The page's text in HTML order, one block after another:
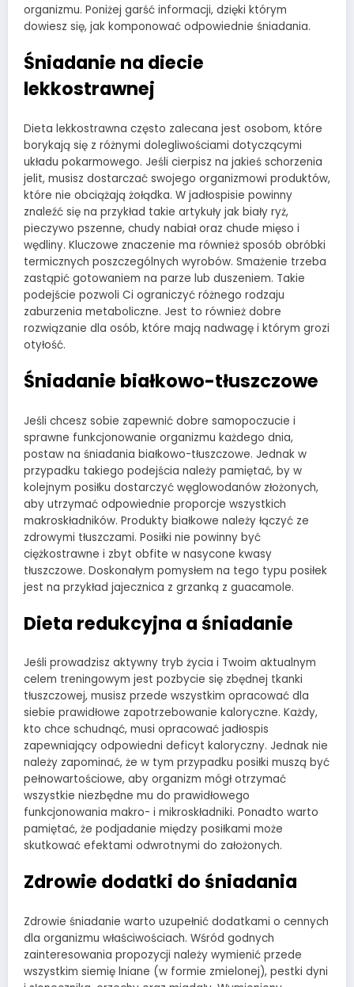
organizmu. Poniżej garść informacji, dzięki którym
dowiesz się, jak komponować odpowiednie śniadania.
Śniadanie na diecie
lekkostrawnej
Dieta lekkostrawna często zalecana jest osobom, które
borykają się z różnymi dolegliwościami dotyczącymi
układu pokarmowego. Jeśli cierpisz na jakieś schorzenia
jelit, musisz dostarczać swojego organizmowi produktów,
które nie obciążają żołądka. W jadłospisie powinny
znaleźć się na przykład takie artykuły jak biały ryż,
pieczywo pszenne, chudy nabiał oraz chude mięso i
wędliny. Kluczowe znaczenie ma również sposób obróbki
termicznych poszczególnych wyrobów. Smażenie trzeba
zastąpić gotowaniem na parze lub duszeniem. Takie
podejście pozwoli Ci ograniczyć różnego rodzaju
zaburzenia metaboliczne. Jest to również dobre
rozwiązanie dla osób, które mają nadwagę i którym grozi
otyłość.
Śniadanie białkowo-tłuszczowe
Jeśli chcesz sobie zapewnić dobre samopoczucie i
sprawne funkcjonowanie organizmu każdego dnia,
postaw na śniadania białkowo-tłuszczowe. Jednak w
przypadku takiego podejścia należy pamiętać, by w
kolejnym posiłku dostarczyć węglowodanów złożonych,
aby utrzymać odpowiednie proporcje wszystkich
makroskładników. Produkty białkowe należy łączyć ze
zdrowymi tłuszczami. Posiłki nie powinny być
ciężkostrawne i zbyt obfite w nasycone kwasy
tłuszczowe. Doskonałym pomysłem na tego typu posiłek
jest na przykład jajecznica z grzanką z guacamole.
Dieta redukcyjna a śniadanie
Jeśli prowadzisz aktywny tryb życia i Twoim aktualnym
celem treningowym jest pozbycie się zbędnej tkanki
tłuszczowej, musisz przede wszystkim opracować dla
siebie prawidłowe zapotrzebowanie kaloryczne. Każdy,
kto chce schudnąć, musi opracować jadłospis
zapewniający odpowiedni deficyt kaloryczny. Jednak nie
należy zapominać, że w tym przypadku posiłki muszą być
pełnowartościowe, aby organizm mógł otrzymać
wszystkie niezbędne mu do prawidłowego
funkcjonowania makro- i mikroskładniki. Ponadto warto
pamiętać, że podjadanie między posiłkami może
skutkować efektami odwrotnymi do założonych.
Zdrowie dodatki do śniadania
Zdrowie śniadanie warto uzupełnić dodatkami o cennych
dla organizmu właściwościach. Wśród godnych
zainteresowania propozycji należy wymienić przede
wszystkim siemię lniane (w formie zmielonej), pestki dyni